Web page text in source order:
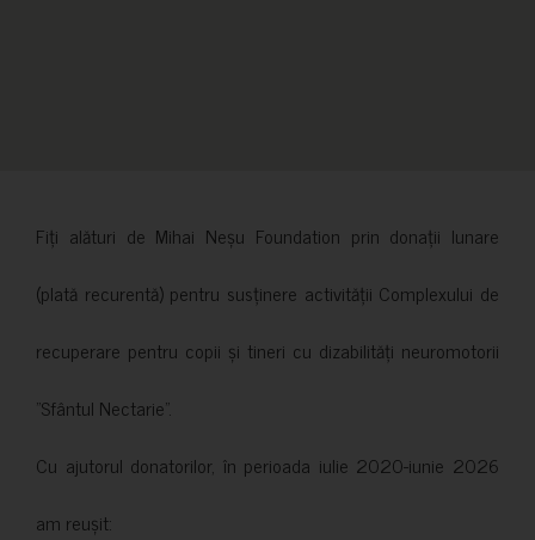
Fiți alături de Mihai Neșu Foundation prin donații lunare
(plată recurentă) pentru susținere activității Complexului de
recuperare pentru copii și tineri cu dizabilități neuromotorii
”Sfântul Nectarie”.
Cu ajutorul donatorilor, în perioada iulie 2020-iunie 2026
am reușit: